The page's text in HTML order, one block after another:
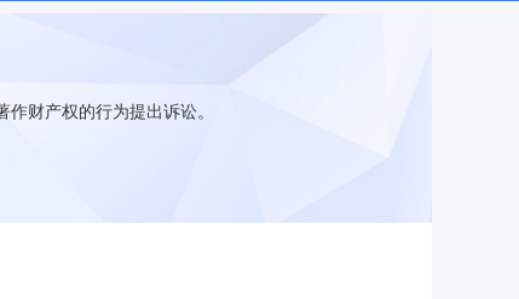
财产权的行为提出诉讼。